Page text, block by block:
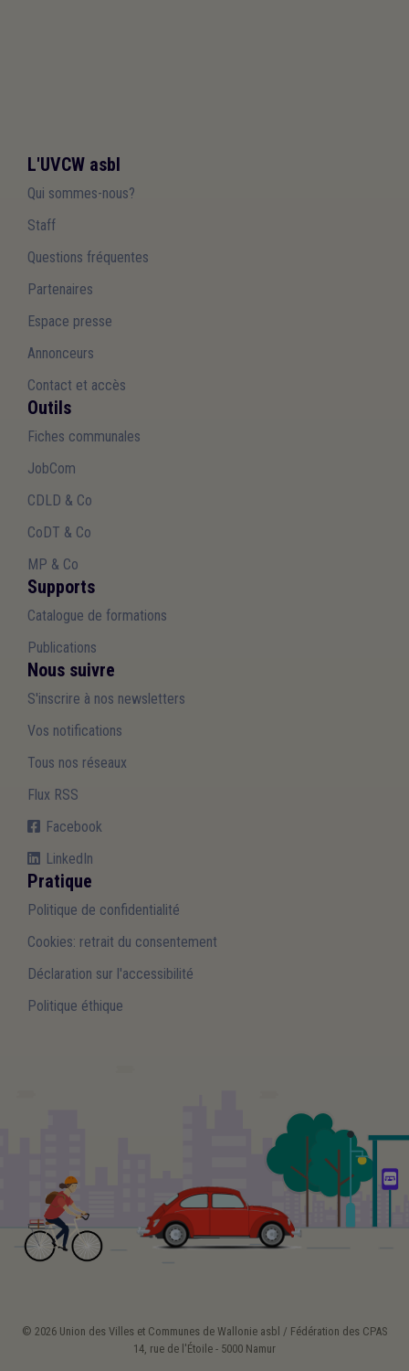
L'UVCW asbl
Qui sommes-nous?
Staff
Questions fréquentes
Partenaires
Espace presse
Annonceurs
Contact et accès
Outils
Fiches communales
JobCom
CDLD & Co
CoDT & Co
MP & Co
Supports
Catalogue de formations
Publications
Nous suivre
S'inscrire à nos newsletters
Vos notifications
Tous nos réseaux
Flux RSS
Facebook
LinkedIn
Pratique
Politique de confidentialité
Cookies: retrait du consentement
Déclaration sur l'accessibilité
Politique éthique
© 2026 Union des Villes et Communes de Wallonie asbl / Fédération des CPAS
14, rue de l'Étoile - 5000 Namur